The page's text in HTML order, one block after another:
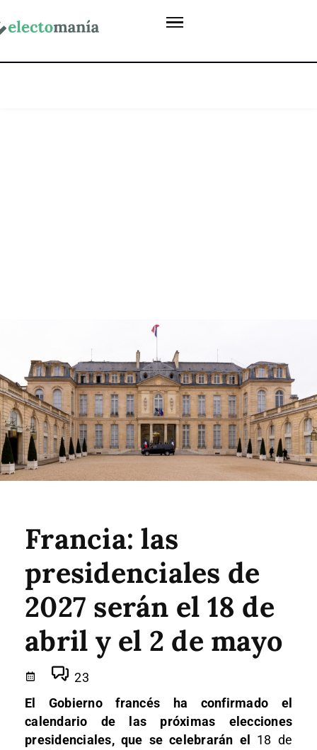
Francia: las
presidenciales de
2027 serán el 18 de
abril y el 2 de mayo
23
El Gobierno francés ha confirmado el
calendario de las próximas elecciones
presidenciales, que se celebrarán el 18 de